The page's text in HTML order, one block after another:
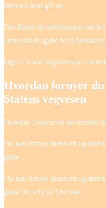
førerrett som går ut.
Her finner du informasjon om
Dette må du gjøre for å beholde
https:// www.vegvesen.no ›
Hvordan fornyer
Statens vegvesen
Hvordan fornyer du førerkortet
Du kan fornye førerkort og
gjøre …
Du kan fornye førerkort og
gjøre det selv på Din side.